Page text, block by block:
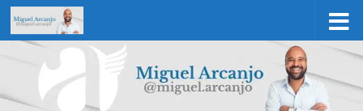
Skip to content